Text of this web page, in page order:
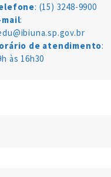
: (15) 3248-9900
mail:
de atendimento:
às 16h30